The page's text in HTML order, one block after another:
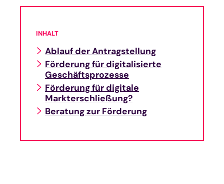
INHALT
Ablauf der Antragstellung
Förderung für digitalisierte
Geschäftsprozesse
Förderung für digitale
Markterschließung?
Beratung zur Förderung